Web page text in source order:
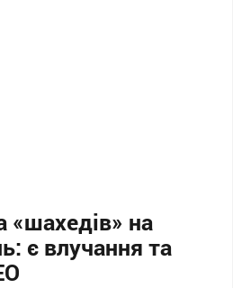
«шахедів» на
є влучання та